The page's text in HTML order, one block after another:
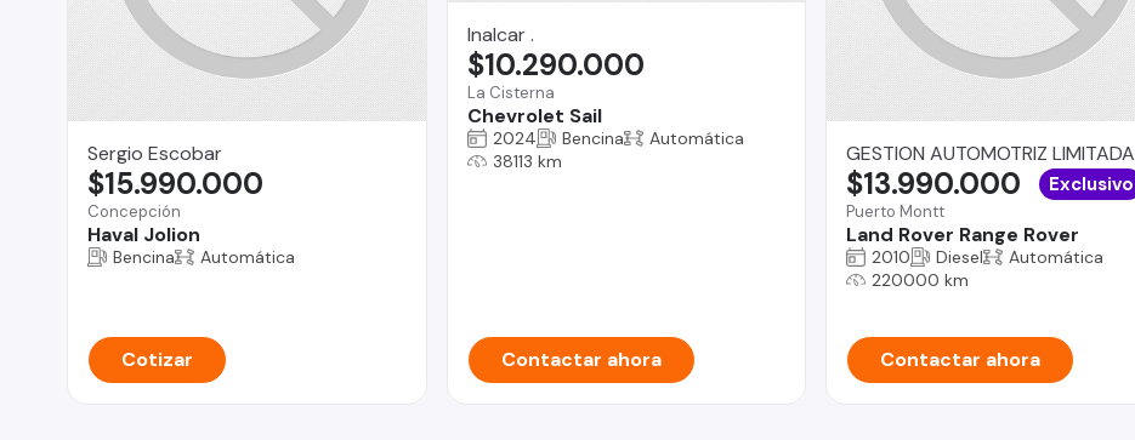
Sergio Escobar
Concepción
Haval Jolion
$15.990.000
Bencina Automática
Cotizar
Inalcar .
La Cisterna
Chevrolet Sail
$10.290.000
2024 Bencina
Automática
38113 km
Contactar ahora
GESTION AUTOMOTRIZ LIMITADA
Puerto Montt
Land Rover Range Rover
$13.990.000 Exclusivo
2010 Diesel
Automática
220000 km
Contactar ahora